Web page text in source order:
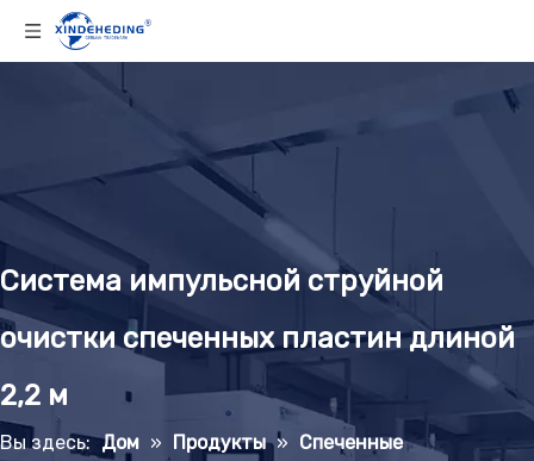
Система импульсной струйной
очистки спеченных пластин длиной
2,2 м
Вы здесь: Дом » Продукты » Спеченные